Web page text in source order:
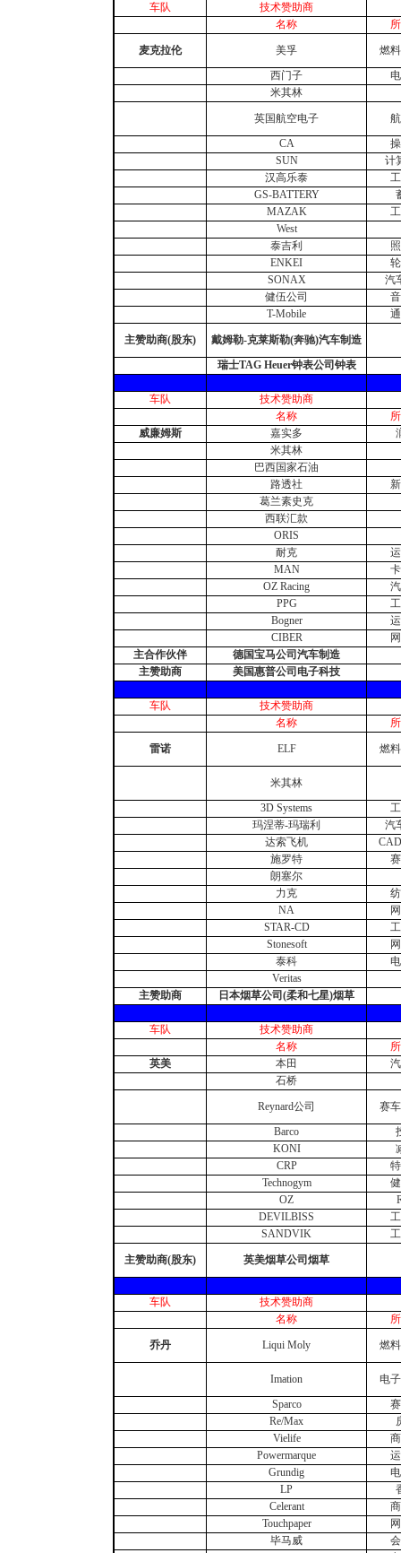
车队
技术赞助商
名称
麦克拉伦 美孚
燃
西门子
米其林
英国航空电子
CA
SUN
计
汉高乐泰
GS-BATTERY
MAZAK
West
泰吉利
ENKEI
SONAX
汽
健伍公司
T-Mobile
主赞助商(股东)
戴姆勒-克莱斯勒(奔驰)汽车制造
瑞士TAG Heuer钟表公司钟表
车队
技术赞助商
名称
威廉姆斯
嘉实多
米其林
巴西国家石油
路透社
葛兰素史克
西联汇款
ORIS
耐克
MAN
OZ Racing
PPG
Bogner
CIBER
主合作伙伴
德国宝马公司汽车制造
主赞助商
美国惠普公司电子科技
车队
技术赞助商
名称
雷诺 ELF 燃
米其林
3D Systems
玛涅蒂-玛瑞利
汽
达索飞机
施罗特
朗塞尔
力克
NA
STAR-CD
Stonesoft
泰科
Veritas
主赞助商
日本烟草公司(柔和七星)烟草
车队
技术赞助商
名称
英美
本田
石桥
Reynard公司
赛
Barco
KONI
CRP
Technogym
OZ
DEVILBISS
SANDVIK
主赞助商(股东) 英美烟草公司烟草
车队
技术赞助商
名称
乔丹 Liqui Moly 燃
Imation
电
Sparco
Re/Max
Vielife
Powermarque
Grundig
LP
Celerant
Touchpaper
毕马威